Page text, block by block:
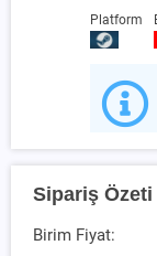
Platform
Sipariş Özeti
Birim Fiyat: